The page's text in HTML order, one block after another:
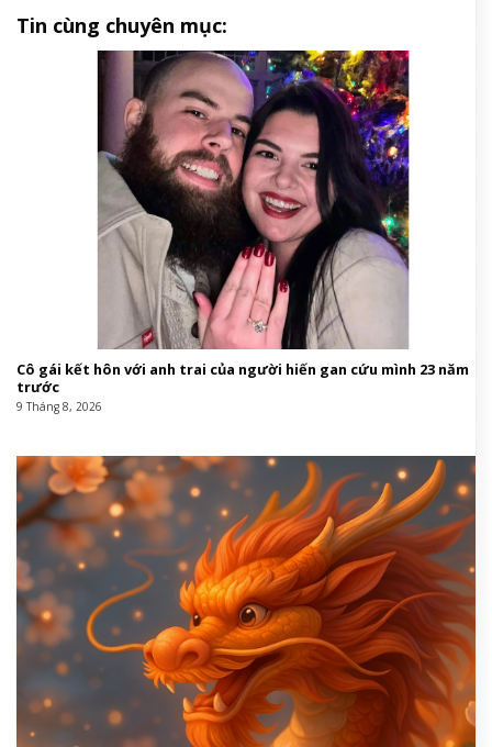
Tin cùng chuyên mục:
Cô gái kết hôn với anh trai của người hiến gan cứu mình 23 năm
trước
9 Tháng 8, 2026